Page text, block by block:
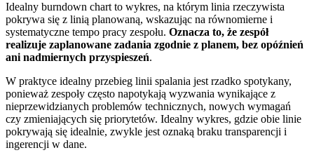
Idealny burndown chart to wykres, na którym linia rzeczywista
pokrywa się z linią planowaną, wskazując na równomierne i
systematyczne tempo pracy zespołu. Oznacza to, że zespół
realizuje zaplanowane zadania zgodnie z planem, bez opóźnień
ani nadmiernych przyspieszeń.
W praktyce idealny przebieg linii spalania jest rzadko spotykany,
ponieważ zespoły często napotykają wyzwania wynikające z
nieprzewidzianych problemów technicznych, nowych wymagań
czy zmieniających się priorytetów. Idealny wykres, gdzie obie linie
pokrywają się idealnie, zwykle jest oznaką braku transparencji i
ingerencji w dane.